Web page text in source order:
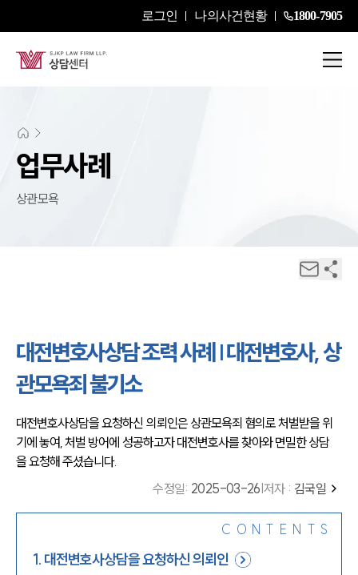
로그인 나의사건현황 1800-7905
업무사례
상관모욕
대전변호사상담 조력 사례 | 대전변호사, 상
관모욕죄 불기소
대전변호사상담을 요청하신 의뢰인은 상관모욕죄 혐의로 처벌받을 위
기에 놓여, 처벌 방어에 성공하고자 대전변호사를 찾아와 면밀한 상담
을 요청해 주셨습니다.
수정일: 2025-03-26 |저자 : 김국일
CONTENTS
1. 대전변호사상담을 요청하신 의뢰인